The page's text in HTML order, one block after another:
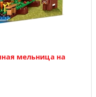
мельница на